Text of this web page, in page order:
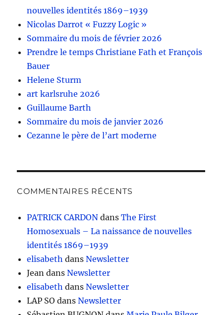
nouvelles identités 1869–1939
Nicolas Darrot « Fuzzy Logic »
Sommaire du mois de février 2026
Prendre le temps Christiane Fath et François
Bauer
Helene Sturm
art karlsruhe 2026
Guillaume Barth
Sommaire du mois de janvier 2026
Cezanne le père de l’art moderne
COMMENTAIRES RÉCENTS
PATRICK CARDON dansThe First
Homosexuals – La naissance de nouvelles
identités 1869–1939
elisabeth dansNewsletter
Jean dansNewsletter
elisabeth dansNewsletter
LAP SO dansNewsletter